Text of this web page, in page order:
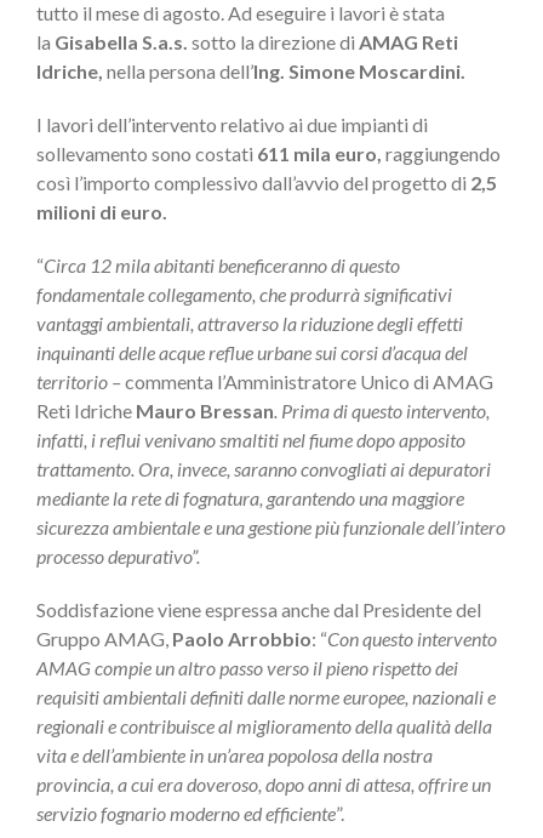
tutto il mese di agosto. Ad eseguire i lavori è stata
la Gisabella S.a.s. sotto la direzione di AMAG Reti
Idriche, nella persona dell’Ing. Simone Moscardini.
I lavori dell’intervento relativo ai due impianti di
sollevamento sono costati 611 mila euro, raggiungendo
così l’importo complessivo dall’avvio del progetto di 2,5
milioni di euro.
“Circa 12 mila abitanti beneficeranno di questo
fondamentale collegamento, che produrrà significativi
vantaggi ambientali, attraverso la riduzione degli effetti
inquinanti delle acque reflue urbane sui corsi d’acqua del
territorio – commenta l’Amministratore Unico di AMAG
Reti Idriche Mauro Bressan. Prima di questo intervento,
infatti, i reflui venivano smaltiti nel fiume dopo apposito
trattamento. Ora, invece, saranno convogliati ai depuratori
mediante la rete di fognatura, garantendo una maggiore
sicurezza ambientale e una gestione più funzionale dell’intero
processo depurativo”.
Soddisfazione viene espressa anche dal Presidente del
Gruppo AMAG, Paolo Arrobbio: “Con questo intervento
AMAG compie un altro passo verso il pieno rispetto dei
requisiti ambientali definiti dalle norme europee, nazionali e
regionali e contribuisce al miglioramento della qualità della
vita e dell’ambiente in un’area popolosa della nostra
provincia, a cui era doveroso, dopo anni di attesa, offrire un
servizio fognario moderno ed efficiente”.